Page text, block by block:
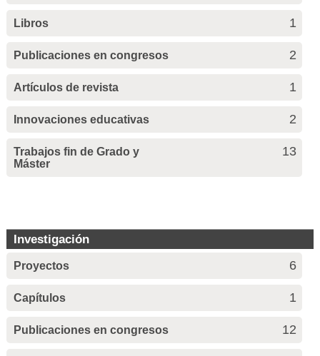
Libros 1
Publicaciones en congresos 2
Artículos de revista 1
Innovaciones educativas 2
Trabajos fin de Grado y
Máster
13
Investigación
Proyectos 6
Capítulos 1
Publicaciones en congresos 12